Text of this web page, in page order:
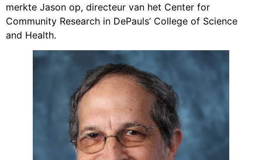
merkte Jason op, directeur van het Center for
Community Research in DePauls’ College of Science
and Health.